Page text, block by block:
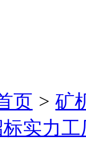
页 > 矿
实力工